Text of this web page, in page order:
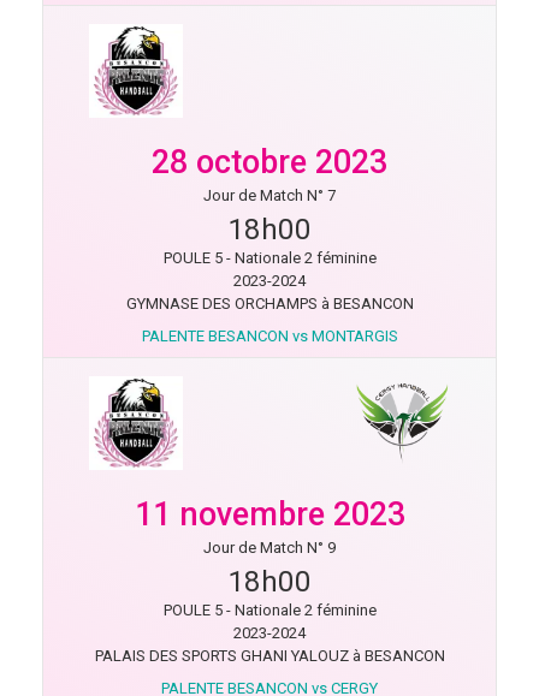
28 octobre 2023
Jour de Match N° 7
18h00
POULE 5 - Nationale 2 féminine
2023-2024
GYMNASE DES ORCHAMPS à BESANCON
PALENTE BESANCON vs MONTARGIS
11 novembre 2023
Jour de Match N° 9
18h00
POULE 5 - Nationale 2 féminine
2023-2024
PALAIS DES SPORTS GHANI YALOUZ à BESANCON
PALENTE BESANCON vs CERGY